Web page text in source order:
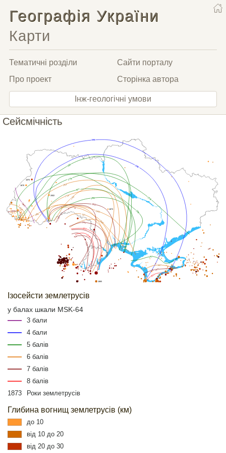
Географія України
Карти
Тематичні розділи
Сайти порталу
Про проект
Сторінка автора
Інж-геологічні умови
Сейсмічність
1977
1802
1908
1990
1834
1927
1738
1940
1990
1986
1977
1940
1938
1790
1738
1802
1908
1838
1927
1990
1986 1940
1977
1738
1838
1927
1802
1940
1927
1865
2002
1670
1875
1873
Ізосейсти землетрусів
у балах шкали MSK-64
3 бали
4 бали
5 балів
6 балів
7 балів
8 балів
1873
Роки землетрусів
Глибина вогнищ землетрусів (км)
до 10
від 10 до 20
від 20 до 30